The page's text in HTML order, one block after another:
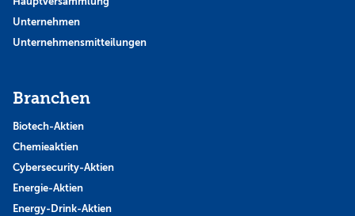
Unternehmen
Unternehmensmitteilungen
Branchen
Biotech-Aktien
Chemieaktien
Cybersecurity-Aktien
Energie-Aktien
Energy-Drink-Aktien